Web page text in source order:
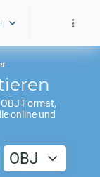
OBJ Format,
online und
OBJ